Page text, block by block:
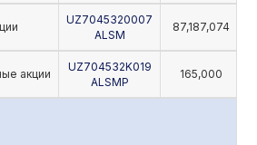
UZ7045320007
ALSM
87,187,074
акции
UZ704532K019
ALSMP
165,000